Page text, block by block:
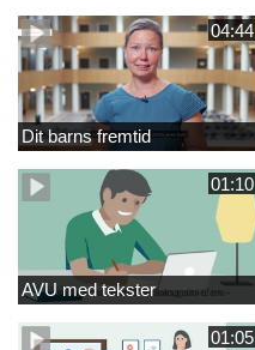
04:44
Dit barns fremtid
01:10
AVU med tekster
01:05